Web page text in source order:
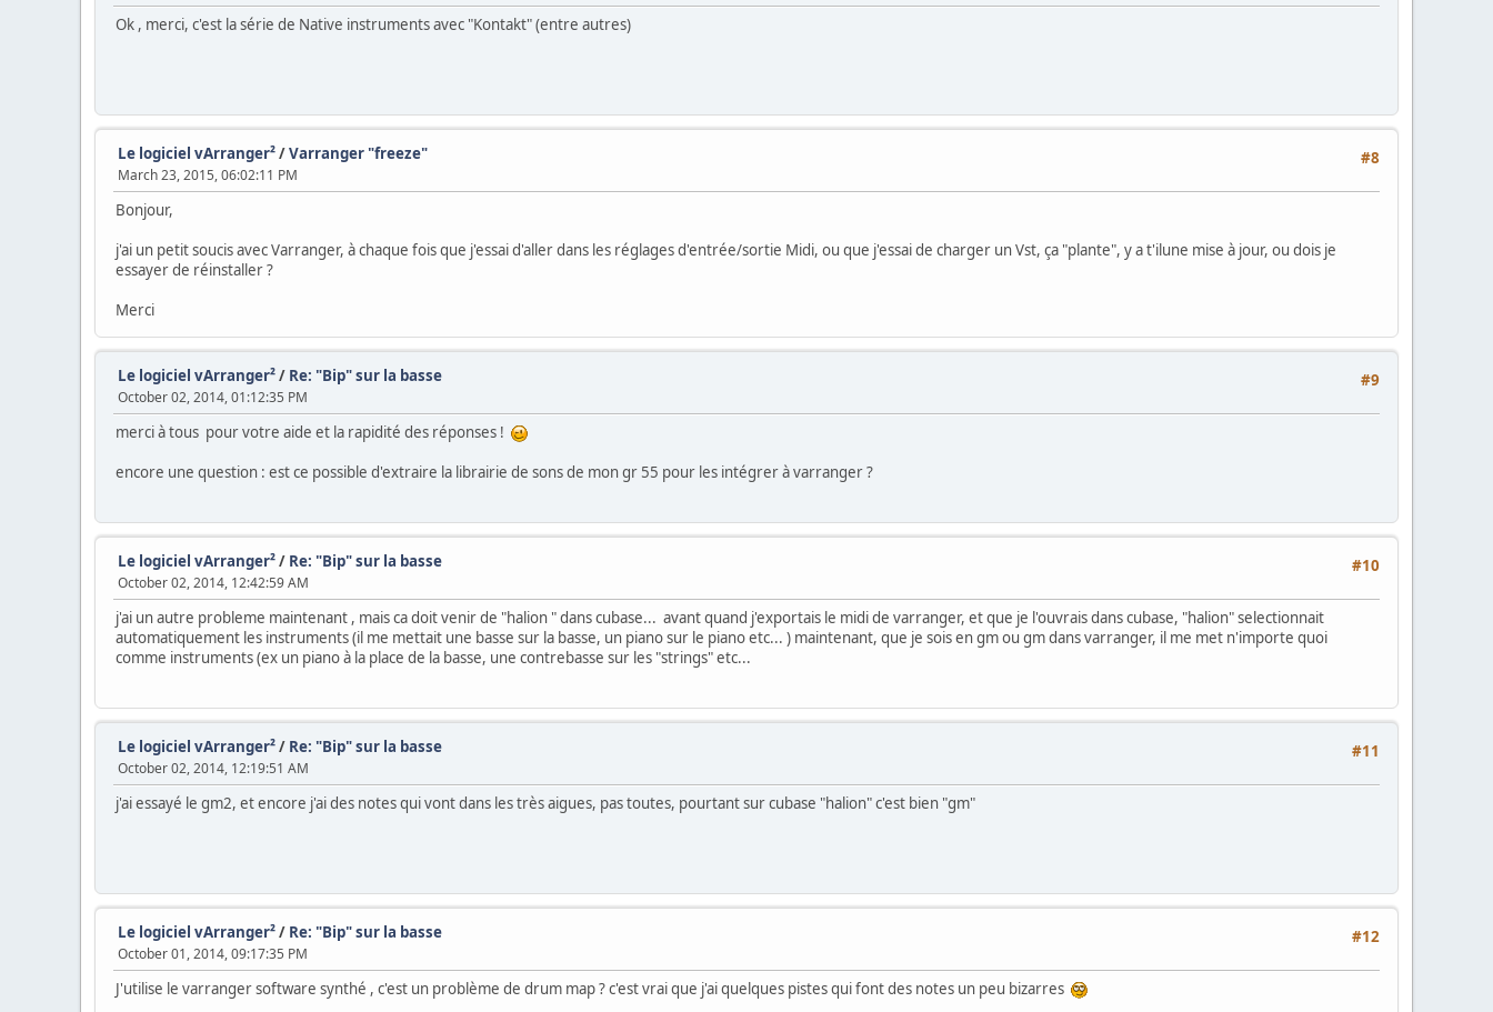
Ok , merci, c'est la série de Native instruments avec "Kontakt" (entre autres)
#8
Le logiciel vArranger²/Varranger "freeze"
March 23, 2015, 06:02:11 PM
Bonjour,
j'ai un petit soucis avec Varranger, à chaque fois que j'essai d'aller dans les réglages d'entrée/sortie Midi, ou que j'essai de charger un Vst, ça "plante", y a t'ilune mise à jour, ou dois je
essayer de réinstaller ?
Merci
#9
Le logiciel vArranger²/ Re: "Bip" sur la basse
October 02, 2014, 01:12:35 PM
merci à tous pour votre aide et la rapidité des réponses !
encore une question : est ce possible d'extraire la librairie de sons de mon gr 55 pour les intégrer à varranger ?
#10
Le logiciel vArranger²/ Re: "Bip" sur la basse
October 02, 2014, 12:42:59 AM
j'ai un autre probleme maintenant , mais ca doit venir de "halion " dans cubase... avant quand j'exportais le midi de varranger, et que je l'ouvrais dans cubase, "halion" selectionnait
automatiquement les instruments (il me mettait une basse sur la basse, un piano sur le piano etc... ) maintenant, que je sois en gm ou gm dans varranger, il me met n'importe quoi
comme instruments (ex un piano à la place de la basse, une contrebasse sur les "strings" etc...
#11
Le logiciel vArranger²/ Re: "Bip" sur la basse
October 02, 2014, 12:19:51 AM
j'ai essayé le gm2, et encore j'ai des notes qui vont dans les très aigues, pas toutes, pourtant sur cubase "halion" c'est bien "gm"
#12
Le logiciel vArranger²/ Re: "Bip" sur la basse
October 01, 2014, 09:17:35 PM
J'utilise le varranger software synthé , c'est un problème de drum map ? c'est vrai que j'ai quelques pistes qui font des notes un peu bizarres